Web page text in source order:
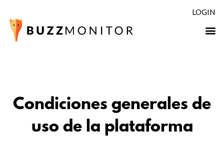
LOGIN
Condiciones generales de
uso de la plataforma